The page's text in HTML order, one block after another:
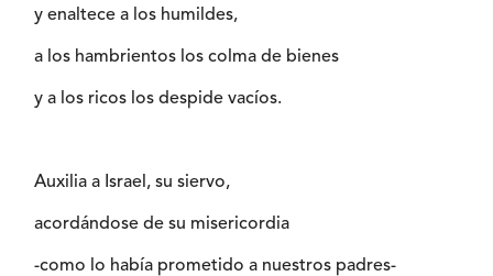
y enaltece a los humildes,
a los hambrientos los colma de bienes
y a los ricos los despide vacíos.
Auxilia a Israel, su siervo,
acordándose de su misericordia
-como lo había prometido a nuestros padres-